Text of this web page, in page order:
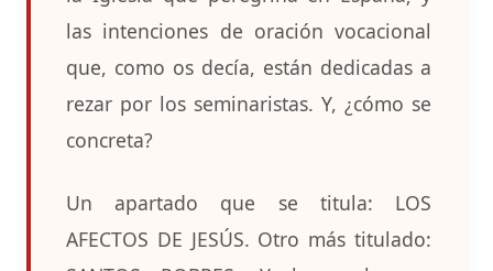
las intenciones de oración vocacional
que, como os decía, están dedicadas a
rezar por los seminaristas. Y, ¿cómo se
concreta?
Un apartado que se titula: LOS
AFECTOS DE JESÚS. Otro más titulado: